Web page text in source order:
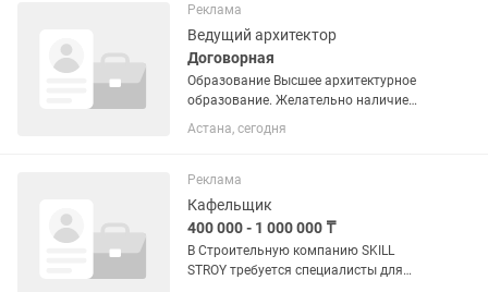
строительными работами.
Наблюдение за ходом...
Реклама
Ведущий архитектор
Договорная
Образование Высшее архитектурное
образование. Желательно наличие
профессиональных сертификатов или
аттестации (при необходимости). Опыт
менее 5 лет. Опыт...
Астана, сегодня
Реклама
Кафельщик
400 000 - 1 000 000 ₸
В Строительную компанию SKILL
STROY требуется специалисты для